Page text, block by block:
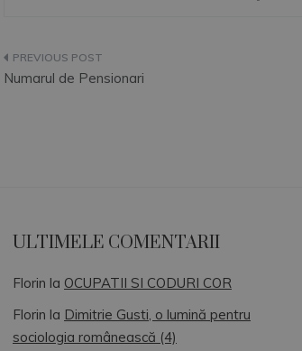
Navigare
Numarul de Pensionari
ULTIMELE COMENTARII
Florin la OCUPATII SI CODURI COR
Florin la Dimitrie Gusti, o lumină pentru
sociologia românească (4)